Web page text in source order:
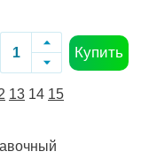
Купить
13 14 15